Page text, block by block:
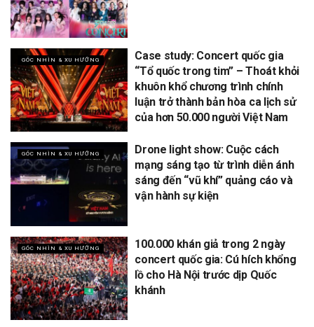
GÓC NHÌN & XU HƯỚNG
Case study: Concert quốc gia
“Tổ quốc trong tim” – Thoát khỏi
khuôn khổ chương trình chính
luận trở thành bản hòa ca lịch sử
của hơn 50.000 người Việt Nam
GÓC NHÌN & XU HƯỚNG
Drone light show: Cuộc cách
mạng sáng tạo từ trình diễn ánh
sáng đến “vũ khí” quảng cáo và
vận hành sự kiện
GÓC NHÌN & XU HƯỚNG
100.000 khán giả trong 2 ngày
concert quốc gia: Cú hích khổng
lồ cho Hà Nội trước dịp Quốc
khánh